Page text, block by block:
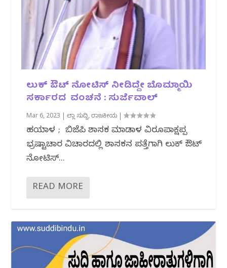
ಲುಕ್‌ ಔಟ್ ನೋಟಿಸ್ ನೀಡಿದ್ದೇ ಬೊಮ್ಮಾಯಿ
ಸರ್ಕಾರದ ವಂಚನೆ : ಸುರ್ಜೆವಾಲ್
Mar 6, 2023 |ಜಿಲ್ಲಾ ಸುದ್ದಿ,ರಾಜಕೀಯ |
ಹಳಿಯಾಳ ; ಬಿಜೆಪಿ ಶಾಸಕ ಮಾಡಾಳ ವಿರೂಪಾಕ್ಷಪ್ಪ
ಭ್ರಷ್ಟಾಚಾರ ವಿಚಾರದಲ್ಲಿ ಶಾಸಕನ ಪತ್ತೆಗಾಗಿ ಲುಕ್‌ ಔಟ್
ನೋಟಿಸ್...
READ MORE